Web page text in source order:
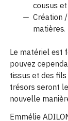
cousus
Création
matières.
Le matériel est
pouvez
tissus et des fils
trésors seront
nouvelle
Emmélie